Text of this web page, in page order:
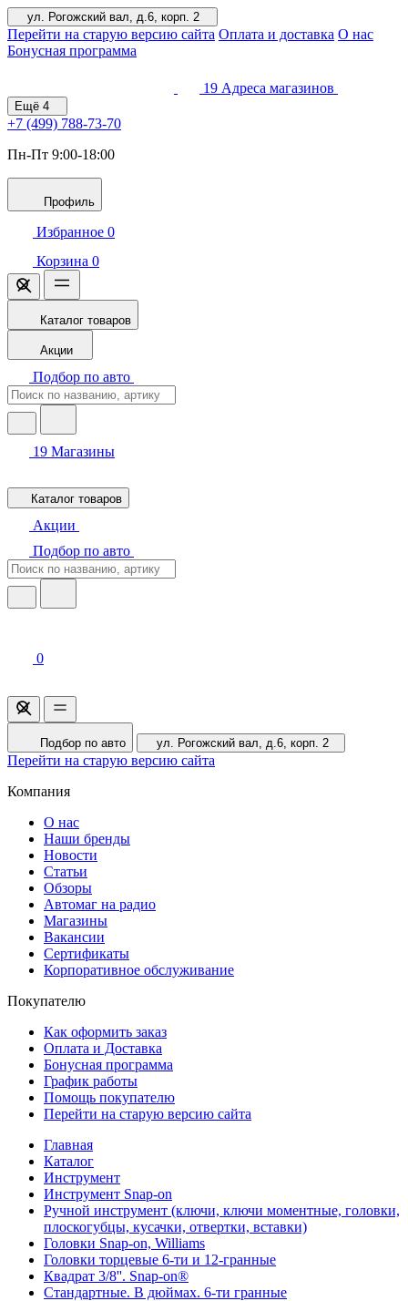
ул. Рогожский вал, д.6, корп. 2
Перейти на старую версию сайта Оплата и доставка О нас
Бонусная программа
19 Адреса магазинов
Ещё 4
+7 (499) 788-73-70
Пн-Пт 9:00-18:00
Профиль
Избранное 0
Корзина 0
Каталог товаров
Акции
Подбор по авто
19 Магазины
Каталог товаров
Акции
Подбор по авто
0
Подбор по авто ул. Рогожский вал, д.6, корп. 2
Перейти на старую версию сайта
Компания
О нас
Наши бренды
Новости
Статьи
Обзоры
Автомаг на радио
Магазины
Вакансии
Сертификаты
Корпоративное обслуживание
Покупателю
Как оформить заказ
Оплата и Доставка
Бонусная программа
График работы
Помощь покупателю
Перейти на старую версию сайта
Главная
Каталог
Инструмент
Инструмент Snap-on
Ручной инструмент (ключи, ключи моментные, головки,
плоскогубцы, кусачки, отвертки, вставки)
Головки Snap-on, Williams
Головки торцевые 6-ти и 12-гранные
Квадрат 3/8''. Snap-on®
Стандартные. В дюймах. 6-ти гранные